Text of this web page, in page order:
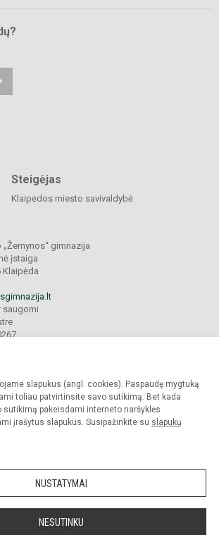
slapukus (angl. cookies). Paspaudę mygtuką
toliau patvirtinsite savo sutikimą. Bet kada
sutikimą pakeisdami interneto naršyklės
įrašytus slapukus. Susipažinkite su slapukų
NUSTATYMAI
NESUTINKU
Steigėjas
Klaipėdos miesto savivaldybė
gimnazija
įstaiga
Klaipėda
saugomi
„Žemynos“ gimnazija. Visos teisės saugomos.
gimnazijos sutikimo griežtai draudžiama.
paraiška Slapukų valdymas
atnaujinti